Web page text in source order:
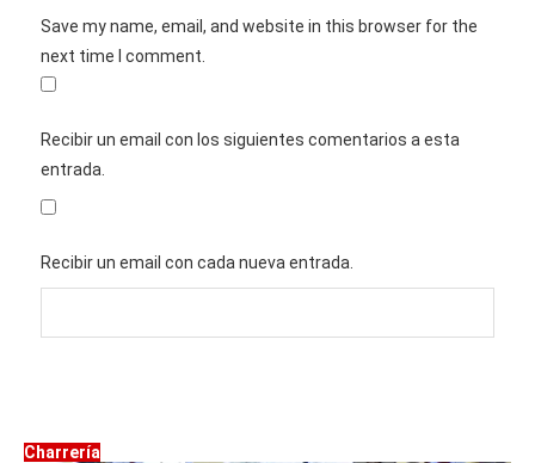
Save my name, email, and website in this browser for the
next time I comment.
Recibir un email con los siguientes comentarios a esta
entrada.
Recibir un email con cada nueva entrada.
Charrería